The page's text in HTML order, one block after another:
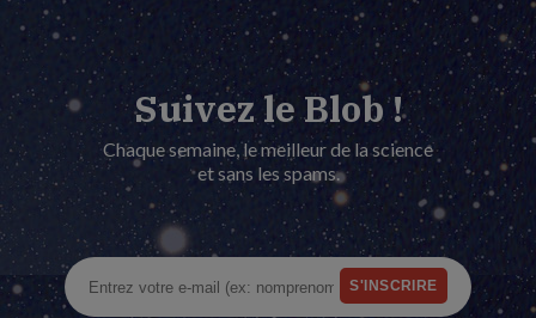
Suivez le Blob !
Chaque semaine, le meilleur de la science
et sans les spams.